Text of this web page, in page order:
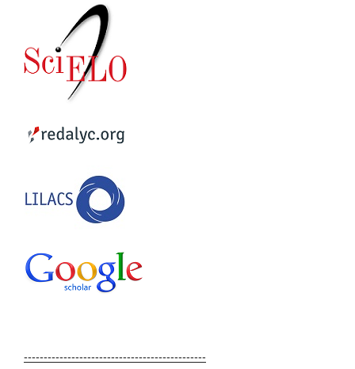
----------------------------------------------